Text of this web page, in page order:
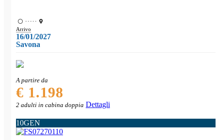
•••••
Arrivo
16/01/2027
Savona
A partire da
€ 1.198
2 adulti in cabina doppia Dettagli
10GEN